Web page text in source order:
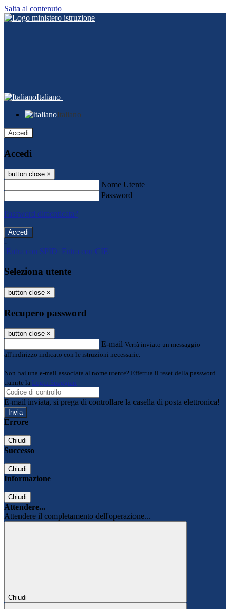
Salta al contenuto
Italiano
Italiano
Accedi
Accedi
button close ×
Nome Utente
Password
Password dimenticata?
-
Entra con SPID Entra con CIE
Seleziona utente
button close ×
Recupero password
button close ×
E-mail Verrà inviato un messaggio
all'indirizzo indicato con le istruzioni necessarie.
Non hai una e-mail associata al nome utente? Effettua il reset della password
tramite la Login Spaggiari
E-mail inviata, si prega di controllare la casella di posta elettronica!
Errore
Chiudi
Successo
Chiudi
Informazione
Chiudi
Attendere...
Attendere il completamento dell'operazione...
Chiudi